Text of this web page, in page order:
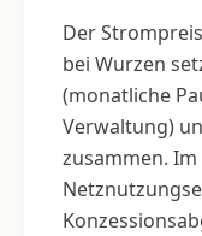
Der
bei Wurzen
(monatliche
Verwaltung)
zusammen.